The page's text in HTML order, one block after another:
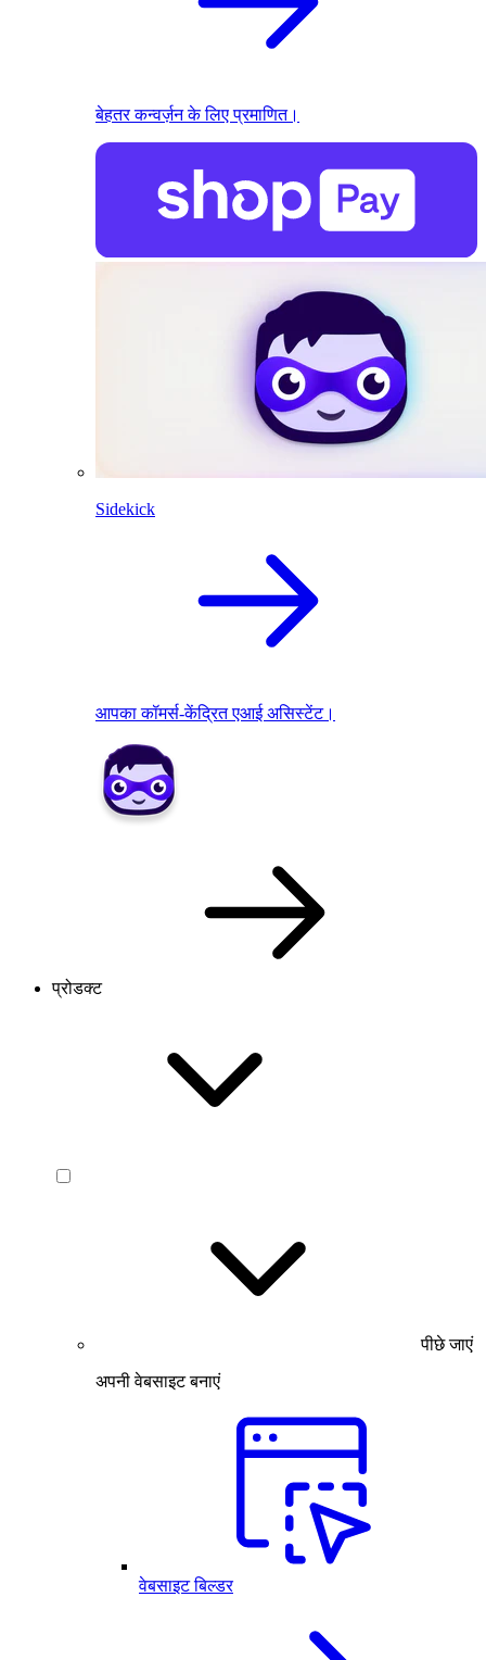
बेहतर कन्वर्ज़न के लिए प्रमाणित।
Sidekick
आपका कॉमर्स-केंद्रित एआई असिस्टेंट।
प्रोडक्ट
पीछे जाएं
अपनी वेबसाइट बनाएं
वेबसाइट बिल्डर